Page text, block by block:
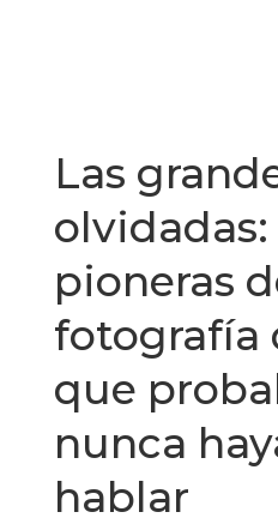
Las
olvidadas:
pioneras
fotografía
que
nunca
hablar